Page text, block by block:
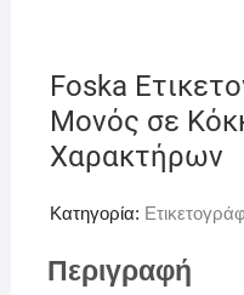
Foska
Μονός σε
Χαρακτήρων
Κατηγορία:
Περιγραφή